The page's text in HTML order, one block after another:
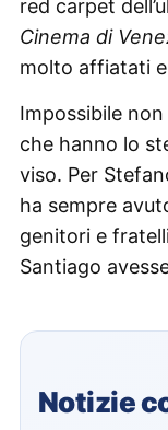
red carpet
Cinema di
molto affiatati
Impossibile
che hanno lo
viso. Per
ha sempre
genitori e
Santiago
Notizie